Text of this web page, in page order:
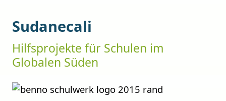
in
Sudanecali
Hilfsprojekte für Schulen im
Globalen Süden